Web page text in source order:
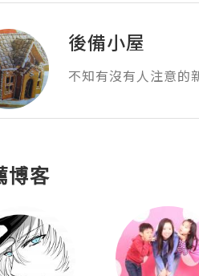
後備小屋
不知有沒有人注意的
博客